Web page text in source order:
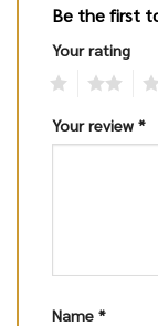
Be the first
Your rating
Your review *
Name *